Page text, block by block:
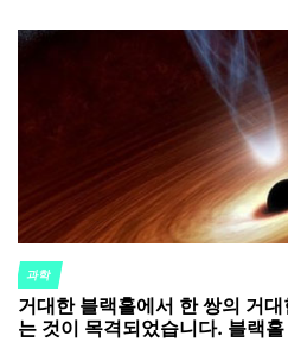
POSTED
IN
과학
거대한 블랙홀에서 한 쌍의 거
는 것이 목격되었습니다. 블랙홀